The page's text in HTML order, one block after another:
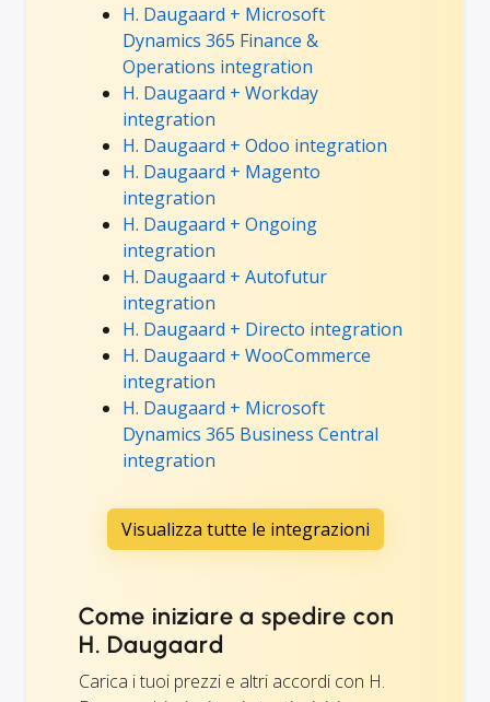
H. Daugaard + Microsoft
Dynamics 365 Finance &
Operations integration
H. Daugaard + Workday
integration
H. Daugaard + Odoo integration
H. Daugaard + Magento
integration
H. Daugaard + Ongoing
integration
H. Daugaard + Autofutur
integration
H. Daugaard + Directo integration
H. Daugaard + WooCommerce
integration
H. Daugaard + Microsoft
Dynamics 365 Business Central
integration
Visualizza tutte le integrazioni
Come iniziare a spedire con
H. Daugaard
Carica i tuoi prezzi e altri accordi con H.